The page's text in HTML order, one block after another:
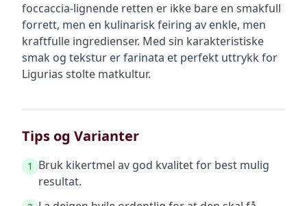
foccaccia-lignende retten er ikke bare en smakfull
forrett, men en kulinarisk feiring av enkle, men
kraftfulle ingredienser. Med sin karakteristiske
smak og tekstur er farinata et perfekt uttrykk for
Ligurias stolte matkultur.
Tips og Varianter
1
Bruk kikertmel av god kvalitet for best mulig
resultat.